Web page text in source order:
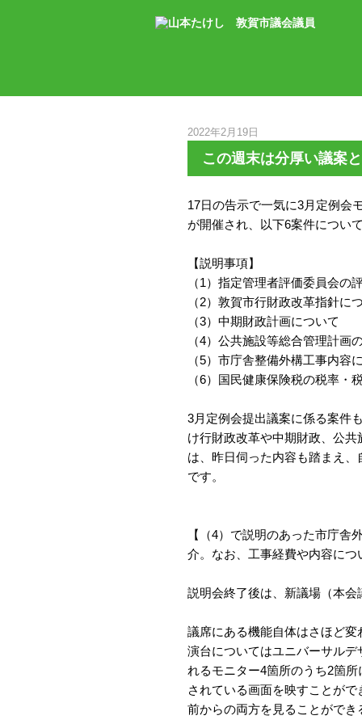
2022年2月19日
この週末は分厚い議案
17日の告示で一気に3月定例会
が開催され、以下6案件につい
【説明事項】
（1）指定管理者評価委員会の
（2）敦賀市行財政改革指針に
（3）中期財政計画について
（4）公共施設等総合管理計画
（5）市庁舎整備外構工事内容
（6）国民健康保険税の税率・
3月定例会提出議案に係る案件
け行財政改革や中期財政、公
は、昨日伺った内容も踏まえ
です。
【（4）で説明のあった市庁
介。なお、工事経費や内容に
説明会終了後は、新議場（本
議席にある機能自体はさほど
演台についてはユニバーサル
れるモニター4箇所のうち2箇
されている画面を映すことが
前からの両方を見ることがで